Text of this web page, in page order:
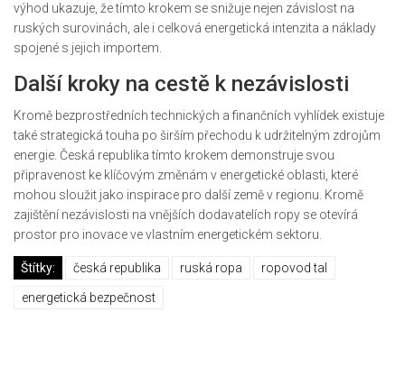
výhod ukazuje, že tímto krokem se snižuje nejen závislost na
ruských surovinách, ale i celková energetická intenzita a náklady
spojené s jejich importem.
Další kroky na cestě k nezávislosti
Kromě bezprostředních technických a finančních vyhlídek existuje
také strategická touha po širším přechodu k udržitelným zdrojům
energie. Česká republika tímto krokem demonstruje svou
připravenost ke klíčovým změnám v energetické oblasti, které
mohou sloužit jako inspirace pro další země v regionu. Kromě
zajištění nezávislosti na vnějších dodavatelích ropy se otevírá
prostor pro inovace ve vlastním energetickém sektoru.
Štítky: česká republika ruská ropa ropovod tal
energetická bezpečnost